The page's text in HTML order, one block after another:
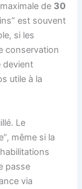
de 30
est souvent
si les
conservation
devient
utile à la
Le
même si la
passe
via